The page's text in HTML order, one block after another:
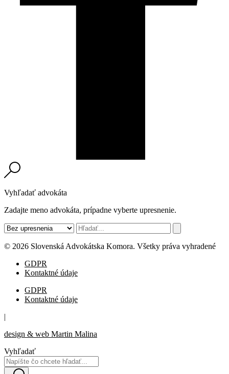
Vyhľadať advokáta
Zadajte meno advokáta, prípadne vyberte upresnenie.
© 2026 Slovenská Advokátska Komora. Všetky práva vyhradené
GDPR
Kontaktné údaje
GDPR
Kontaktné údaje
|
design & web Martin Malina
Vyhľadať